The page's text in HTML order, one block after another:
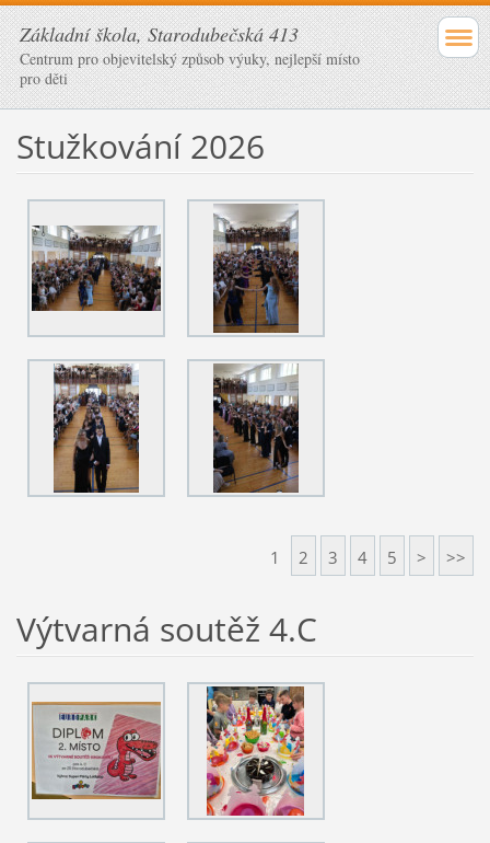
Základní škola, Starodubečská 413
Centrum pro objevitelský způsob výuky, nejlepší místo
pro děti
Stužkování 2026
1 2 3 4 5 > >>
Výtvarná soutěž 4.C